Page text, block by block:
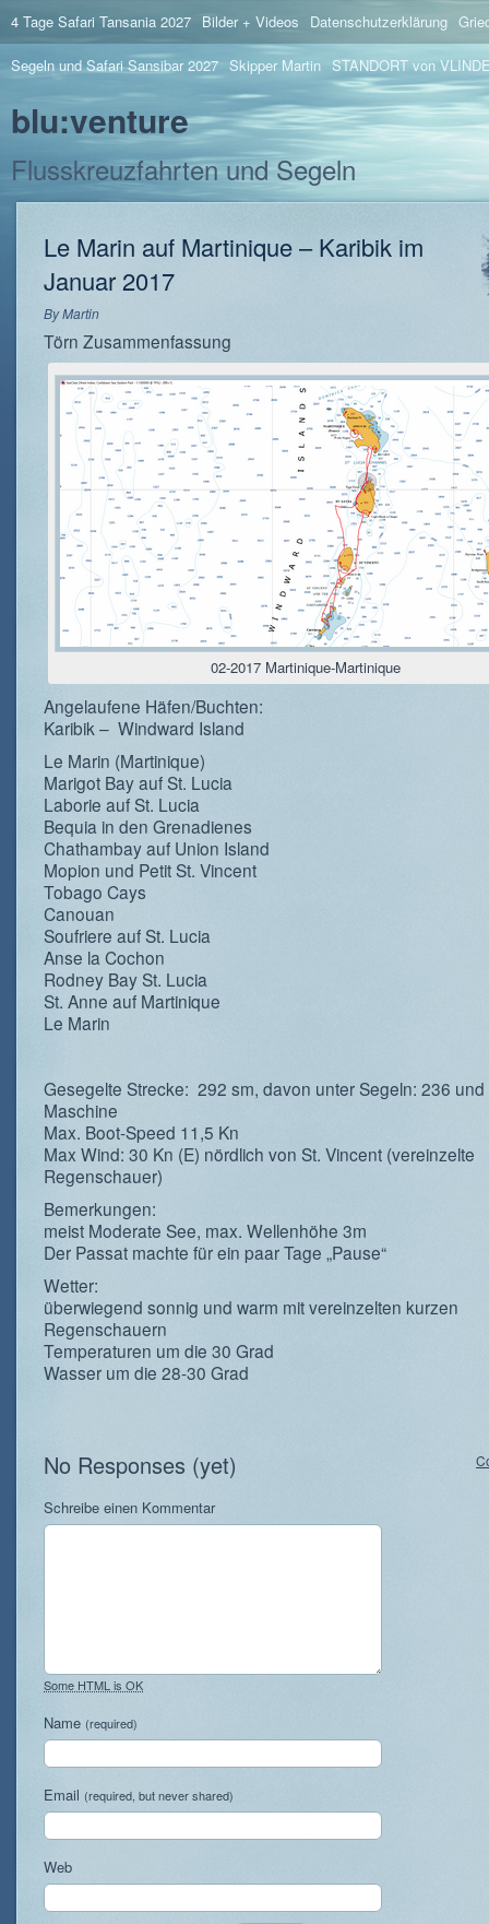
4 Tage Safari Tansania 2027 Bilder + Videos Datenschutzerklärung
Segeln und Safari Sansibar 2027 Skipper Martin STANDORT von
blu:venture
Flusskreuzfahrten und Segeln
Le Marin auf Martinique – Karibik im
Januar 2017
ByMartin
Törn Zusammenfassung
02-2017 Martinique-Martinique
Angelaufene Häfen/Buchten:
Karibik – Windward Island
Le Marin (Martinique)
Marigot Bay auf St. Lucia
Laborie auf St. Lucia
Bequia in den Grenadienes
Chathambay auf Union Island
Mopion und Petit St. Vincent
Tobago Cays
Canouan
Soufriere auf St. Lucia
Anse la Cochon
Rodney Bay St. Lucia
St. Anne auf Martinique
Le Marin
Gesegelte Strecke: 292 sm, davon unter Segeln: 236
Maschine
Max. Boot-Speed 11,5 Kn
Max Wind: 30 Kn (E) nördlich von St. Vincent (vereinzelte
Regenschauer)
Bemerkungen:
meist Moderate See, max. Wellenhöhe 3m
Der Passat machte für ein paar Tage „Pause“
Wetter:
überwiegend sonnig und warm mit vereinzelten kurzen
Regenschauern
Temperaturen um die 30 Grad
Wasser um die 28-30 Grad
No Responses (yet)
Schreibe einen Kommentar
Some HTML is OK
Name (required)
Email (required, but never shared)
Web